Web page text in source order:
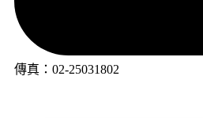
傳真：02-25031802